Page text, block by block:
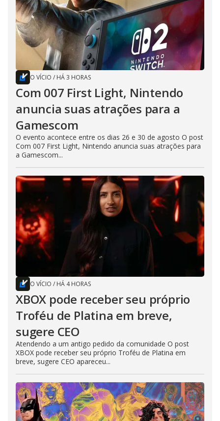
O VÍCIO / HÁ 3 HORAS
Com 007 First Light, Nintendo
anuncia suas atrações para a
Gamescom
O evento acontece entre os dias 26 e 30 de agosto O post
Com 007 First Light, Nintendo anuncia suas atrações para
a Gamescom...
O VÍCIO / HÁ 4 HORAS
XBOX pode receber seu próprio
Troféu de Platina em breve,
sugere CEO
Atendendo a um antigo pedido da comunidade O post
XBOX pode receber seu próprio Troféu de Platina em
breve, sugere CEO apareceu...